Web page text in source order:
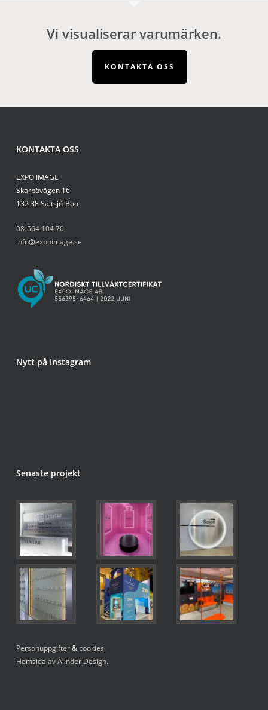
Vi visualiserar varumärken.
KONTAKTA OSS
KONTAKTA OSS
EXPO IMAGE
Skarpövägen 16
132 38 Saltsjö-Boo
08-564 104 70
info@expoimage.se
Nytt på Instagram
Senaste projekt
Personuppgifter&cookies.
Hemsida av Alinder Design.